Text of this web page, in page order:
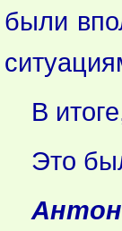
были
В
Это